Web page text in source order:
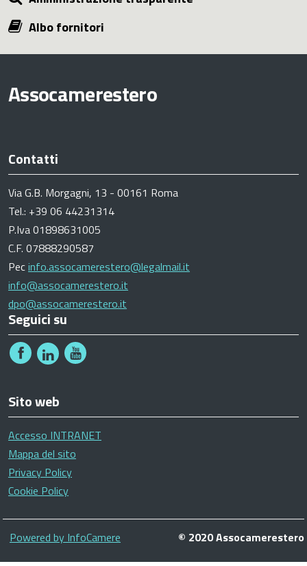
Albo fornitori
Assocamerestero
Contatti
Via G.B. Morgagni, 13 - 00161 Roma
Tel.: +39 06 44231314
P.Iva 01898631005
C.F. 07888290587
Pecinfo.assocamerestero@legalmail.it
info@assocamerestero.it
dpo@assocamerestero.it
Seguici su
Sito web
Accesso INTRANET
Mappa del sito
Privacy Policy
Cookie Policy
Piè
di
Powered by InfoCamere © 2020 Assocamerestero